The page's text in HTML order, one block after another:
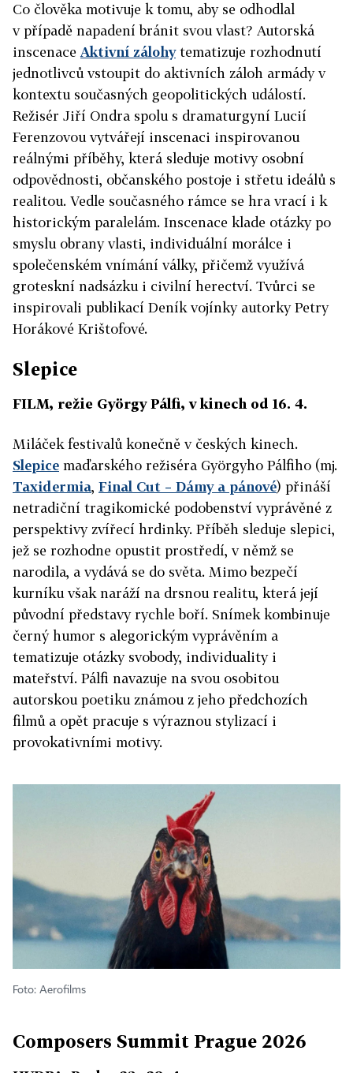
Co člověka motivuje k tomu, aby se odhodlal
v případě napadení bránit svou vlast? Autorská
inscenace Aktivní zálohytematizuje rozhodnutí
jednotlivců vstoupit do aktivních záloh armády v
kontextu současných geopolitických událostí.
Režisér Jiří Ondra spolu s dramaturgyní Lucií
Ferenzovou vytvářejí inscenaci inspirovanou
reálnými příběhy, která sleduje motivy osobní
odpovědnosti, občanského postoje i střetu ideálů s
realitou. Vedle současného rámce se hra vrací i k
historickým paralelám. Inscenace klade otázky po
smyslu obrany vlasti, individuální morálce i
společenském vnímání války, přičemž využívá
groteskní nadsázku i civilní herectví. Tvůrci se
inspirovali publikací Deník vojínky autorky Petry
Horákové Krištofové.
Slepice
FILM, režie György Pálfi, v kinech od 16. 4.
Miláček festivalů konečně v českých kinech.
Slepice maďarského režiséra Györgyho Pálfiho (mj.
Taxidermia, Final Cut – Dámy a pánové) přináší
netradiční tragikomické podobenství vyprávěné z
perspektivy zvířecí hrdinky. Příběh sleduje slepici,
jež se rozhodne opustit prostředí, v němž se
narodila, a vydává se do světa. Mimo bezpečí
kurníku však naráží na drsnou realitu, která její
původní představy rychle boří. Snímek kombinuje
černý humor s alegorickým vyprávěním a
tematizuje otázky svobody, individuality i
mateřství. Pálfi navazuje na svou osobitou
autorskou poetiku známou z jeho předchozích
filmů a opět pracuje s výraznou stylizací i
provokativními motivy.
Foto: Aerofilms
Composers Summit Prague 2026